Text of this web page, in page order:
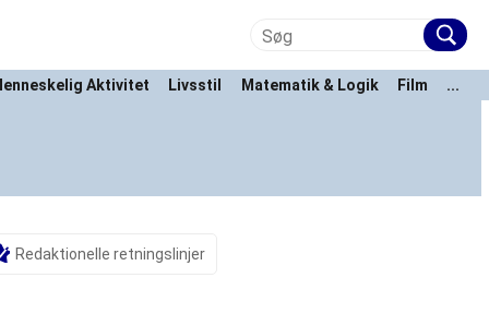
Aktivitet Livsstil Matematik & Logik Film ...
Redaktionelle retningslinjer